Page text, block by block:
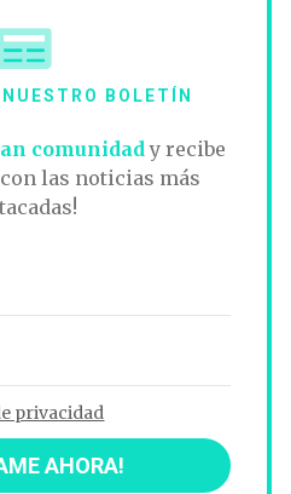
BOLETÍN
comunidad y recibe
las noticias más
privacidad